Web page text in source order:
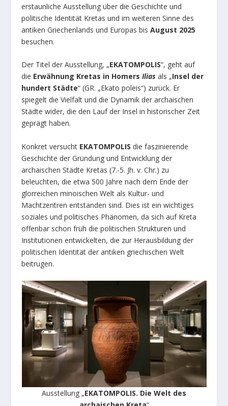
erstaunliche Ausstellung über die Geschichte und
politische Identität Kretas und im weiteren Sinne des
antiken Griechenlands und Europas bisAugust 2025
besuchen.
Der Titel der Ausstellung, „EKATOMPOLIS“, geht auf
die Erwähnung Kretas in HomersIlias als „Insel der
hundert Städte“ (GR. „Ekato poleis“) zurück. Er
spiegelt die Vielfalt und die Dynamik der archaischen
Städte wider, die den Lauf der Insel in historischer Zeit
geprägt haben.
Konkret versucht EKATOMPOLIS die faszinierende
Geschichte der Gründung und Entwicklung der
archaischen Städte Kretas (7.-5. Jh. v. Chr.) zu
beleuchten, die etwa 500 Jahre nach dem Ende der
glorreichen minoischen Welt als Kultur- und
Machtzentren entstanden sind. Dies ist ein wichtiges
soziales und politisches Phänomen, da sich auf Kreta
offenbar schon früh die politischen Strukturen und
Institutionen entwickelten, die zur Herausbildung der
politischen Identität der antiken griechischen Welt
beitrugen.
Ausstellung „EKATOMPOLIS. Die Welt des